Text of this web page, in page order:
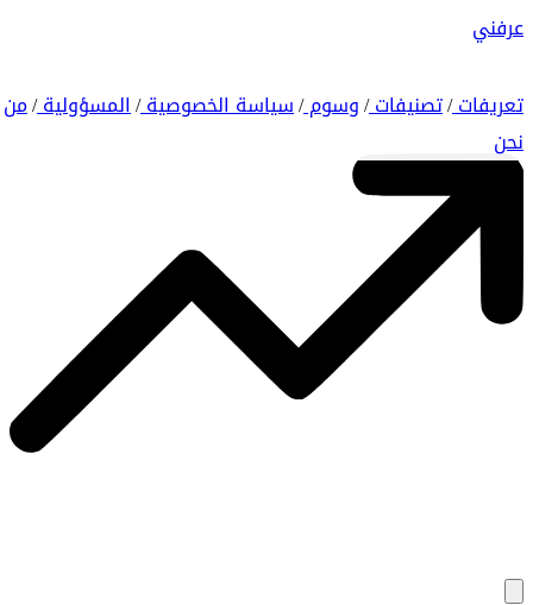
عرفني
تعريفات/ تصنيفات/ وسوم/ سياسة الخصوصية/ المسؤولية/ من
نحن